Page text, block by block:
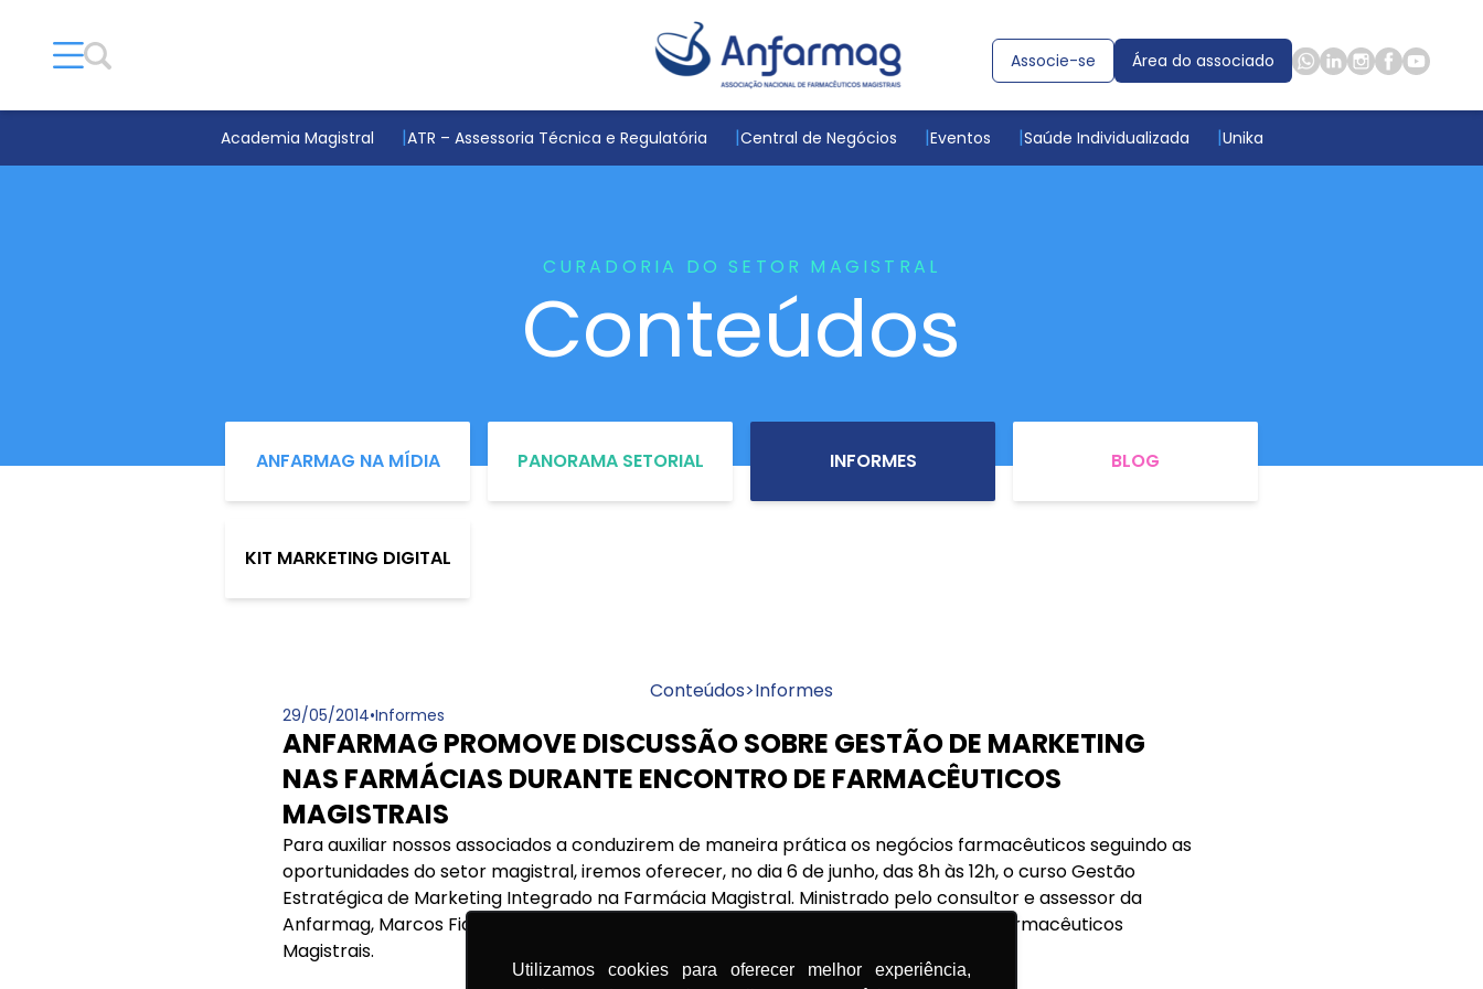
Utilizamos cookies para oferecer melhor experiência,
Associe-se Área do associado
Academia Magistral ATR – Assessoria Técnica e Regulatória Central de Negócios Eventos Saúde Individualizada Unika
CURADORIA DO SETOR MAGISTRAL
Conteúdos
ANFARMAG NA MÍDIA PANORAMA SETORIAL INFORMES BLOG
KIT MARKETING DIGITAL
Conteúdos>Informes
29/05/2014•Informes
ANFARMAG PROMOVE DISCUSSÃO SOBRE GESTÃO DE MARKETING
NAS FARMÁCIAS DURANTE ENCONTRO DE FARMACÊUTICOS
MAGISTRAIS
Para auxiliar nossos associados a conduzirem de maneira prática os negócios farmacêuticos seguindo as
oportunidades do setor magistral, iremos oferecer, no dia 6 de junho, das 8h às 12h, o curso Gestão
Estratégica de Marketing Integrado na Farmácia Magistral. Ministrado pelo consultor e assessor da
Anfarmag, Marcos Fiaschetti, o curso acontece durante o Encontro Anfarmag de Farmacêuticos
Magistrais.